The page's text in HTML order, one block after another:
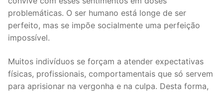
problemáticas. O ser humano está longe de ser
perfeito, mas se impõe socialmente uma perfeição
impossível.
Muitos indivíduos se forçam a atender expectativas
físicas, profissionais, comportamentais que só servem
para aprisionar na vergonha e na culpa. Desta forma,